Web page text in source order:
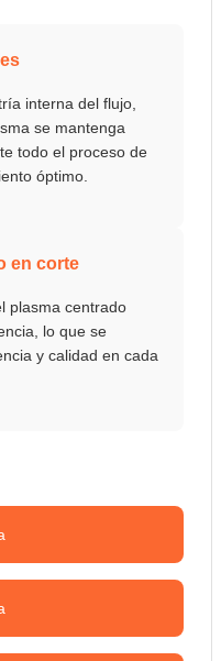
interna del flujo,
se mantenga
todo el proceso de
óptimo.
en corte
plasma centrado
lo que se
y calidad en cada